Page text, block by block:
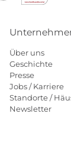
Über uns
Geschichte
Presse
Jobs / Karriere
Standorte /
Newsletter